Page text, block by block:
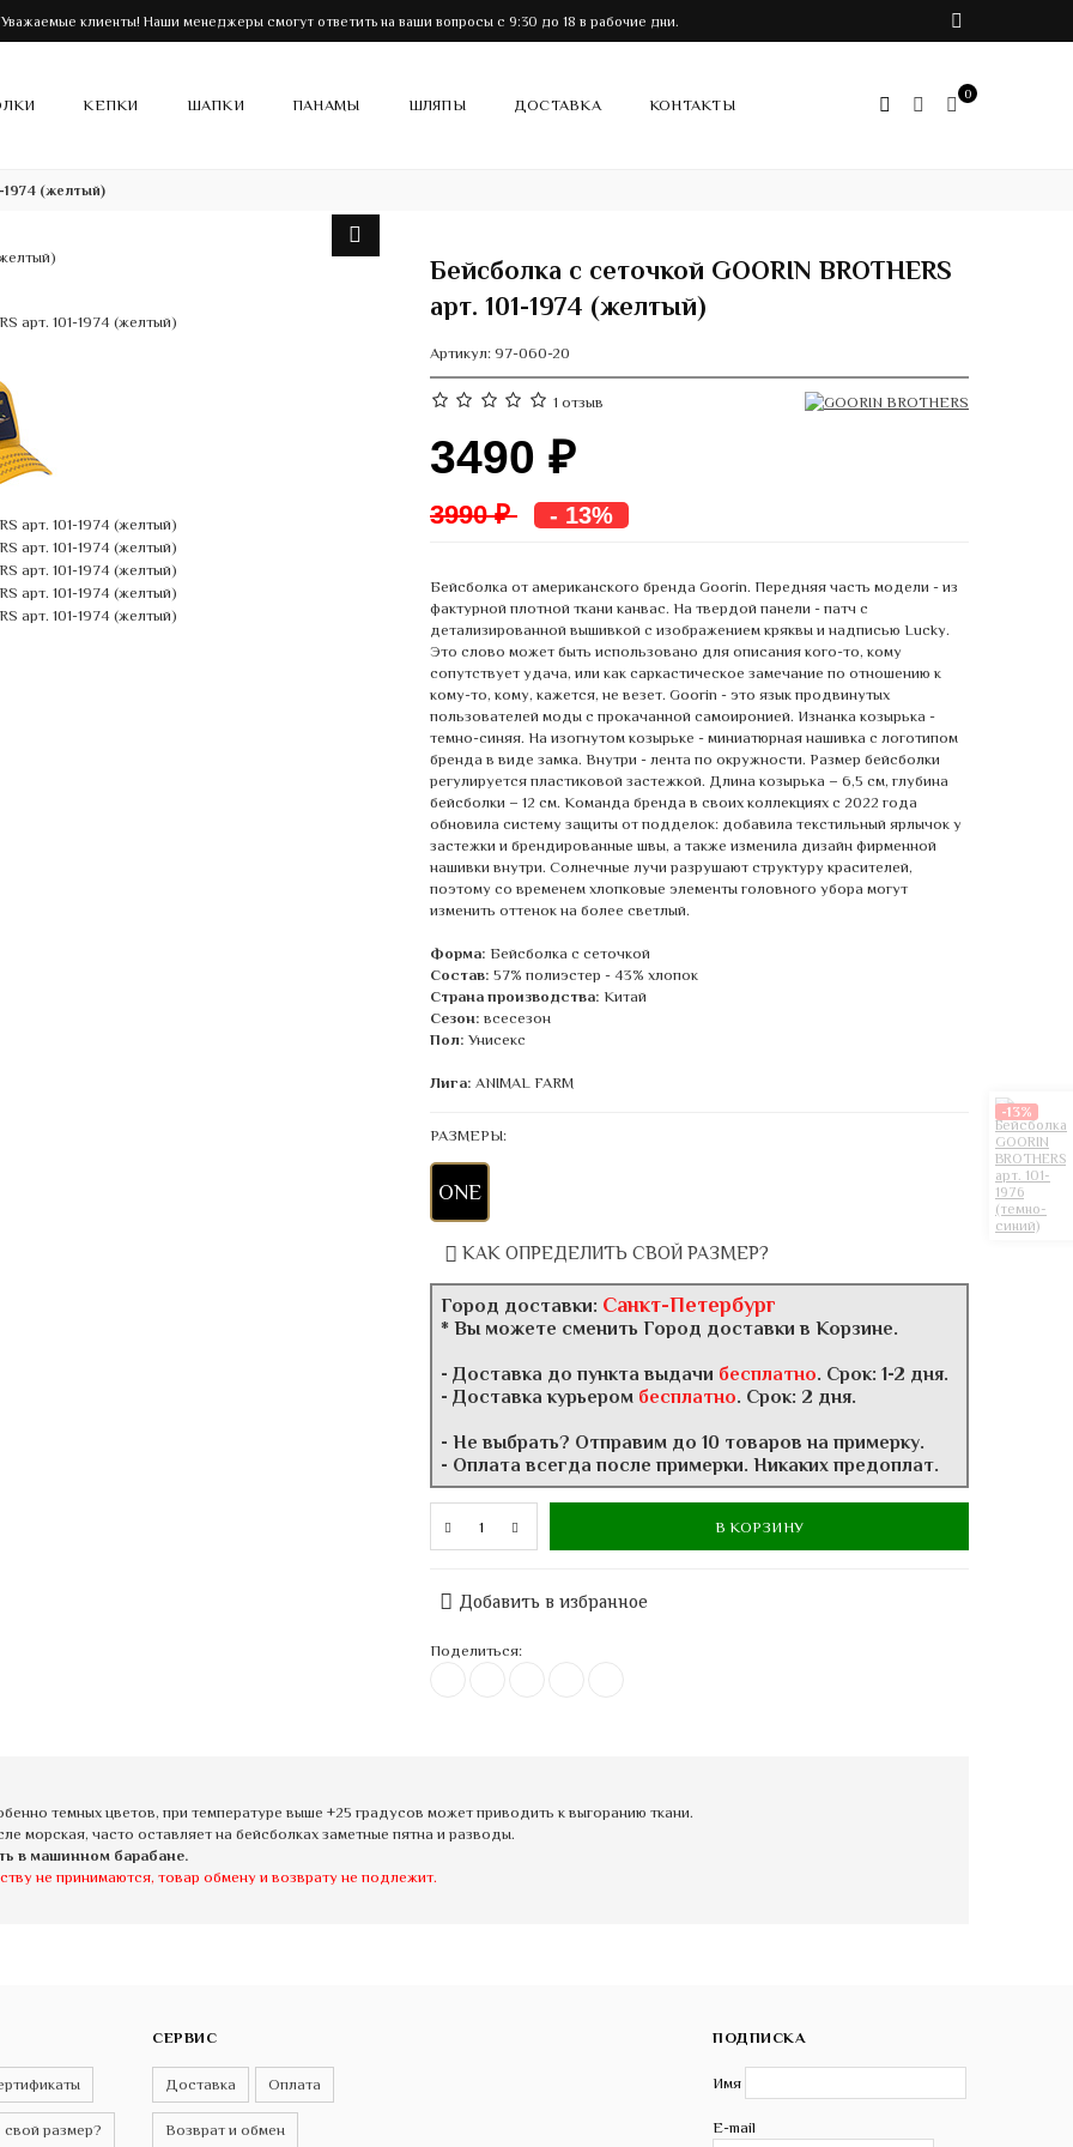
Уважаемые клиенты! Наши менеджеры смогут ответить на ваши вопросы с 9:30 до 18 в рабочие дни.
КЕПКИ ШАПКИ ПАНАМЫ ШЛЯПЫ ДОСТАВКА КОНТАКТЫ
0
1974 (желтый)
-13%
Бейсболка с сеточкой GOORIN BROTHERS
арт. 101-1974 (желтый)
Артикул: 97-060-20
1 отзыв
3490 ₽
3990 ₽ - 13%
Бейсболка от американского бренда Goorin. Передняя часть модели - из
фактурной плотной ткани канвас. На твердой панели - патч с
детализированной вышивкой с изображением кряквы и надписью Lucky.
Это слово может быть использовано для описания кого-то, кому
сопутствует удача, или как саркастическое замечание по отношению к
кому-то, кому, кажется, не везет. Goorin - это язык продвинутых
пользователей моды с прокачанной самоиронией. Изнанка козырька -
темно-синяя. На изогнутом козырьке - миниатюрная нашивка с логотипом
бренда в виде замка. Внутри - лента по окружности. Размер бейсболки
регулируется пластиковой застежкой. Длина козырька – 6,5 см, глубина
бейсболки – 12 см. Команда бренда в своих коллекциях с 2022 года
обновила систему защиты от подделок: добавила текстильный ярлычок у
застежки и брендированные швы, а также изменила дизайн фирменной
нашивки внутри. Солнечные лучи разрушают структуру красителей,
поэтому со временем хлопковые элементы головного убора могут
изменить оттенок на более светлый.
Форма: Бейсболка с сеточкой
Состав: 57% полиэстер - 43% хлопок
Страна производства: Китай
Сезон: всесезон
Пол: Унисекс
Лига: ANIMAL FARM
РАЗМЕРЫ:
ONE
КАК ОПРЕДЕЛИТЬ СВОЙ РАЗМЕР?
Город доставки: Санкт-Петербург
* Вы можете сменить Город доставки в Корзине.
- Доставка до пункта выдачи бесплатно. Срок: 1-2 дня.
- Доставка курьером бесплатно. Срок: 2 дня.
- Не выбрать? Отправим до 10 товаров на примерку.
- Оплата всегда после примерки. Никаких предоплат.
В КОРЗИНУ
Добавить в избранное
Поделиться:
темных цветов, при температуре выше +25 градусов может приводить к выгоранию ткани.
морская, часто оставляет на бейсболках заметные пятна и разводы.
в машинном барабане.
не принимаются, товар обмену и возврату не подлежит.
размер?
СЕРВИС
Доставка Оплата
Возврат и обмен
ПОДПИСКА
Имя
E-mail